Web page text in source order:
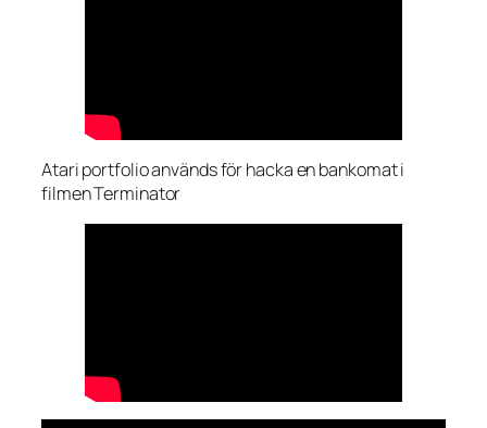
Atari portfolio används för hacka en bankomat i
filmen Terminator